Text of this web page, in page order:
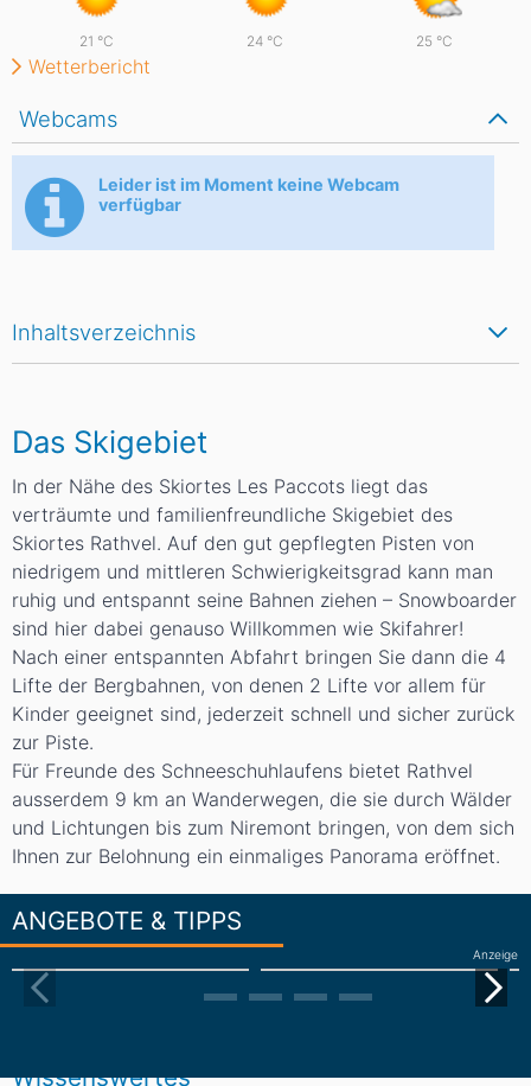
Inhaltsverzeichnis
Das Skigebiet
In der Nähe des Skiortes Les Paccots liegt das
verträumte und familienfreundliche Skigebiet des
Skiortes Rathvel. Auf den gut gepflegten Pisten von
niedrigem und mittleren Schwierigkeitsgrad kann man
ruhig und entspannt seine Bahnen ziehen – Snowboarder
sind hier dabei genauso Willkommen wie Skifahrer!
Nach einer entspannten Abfahrt bringen Sie dann die 4
Lifte der Bergbahnen, von denen 2 Lifte vor allem für
Kinder geeignet sind, jederzeit schnell und sicher zurück
zur Piste.
Für Freunde des Schneeschuhlaufens bietet Rathvel
ausserdem 9 km an Wanderwegen, die sie durch Wälder
und Lichtungen bis zum Niremont bringen, von dem sich
Ihnen zur Belohnung ein einmaliges Panorama eröffnet.
ANGEBOTE & TIPPS
Anzeige
Wissenswertes
21 °C 24 °C 25 °C
Wetterbericht
Webcams
Leider ist im Moment keine Webcam
verfügbar